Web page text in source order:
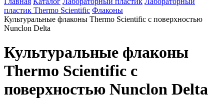
пластик Thermo Scientific Флаконы
Культуральные флаконы Thermo Scientific с поверхностью
Nunclon Delta
Культуральные флаконы
Thermo Scientific с
поверхностью Nunclon Delta